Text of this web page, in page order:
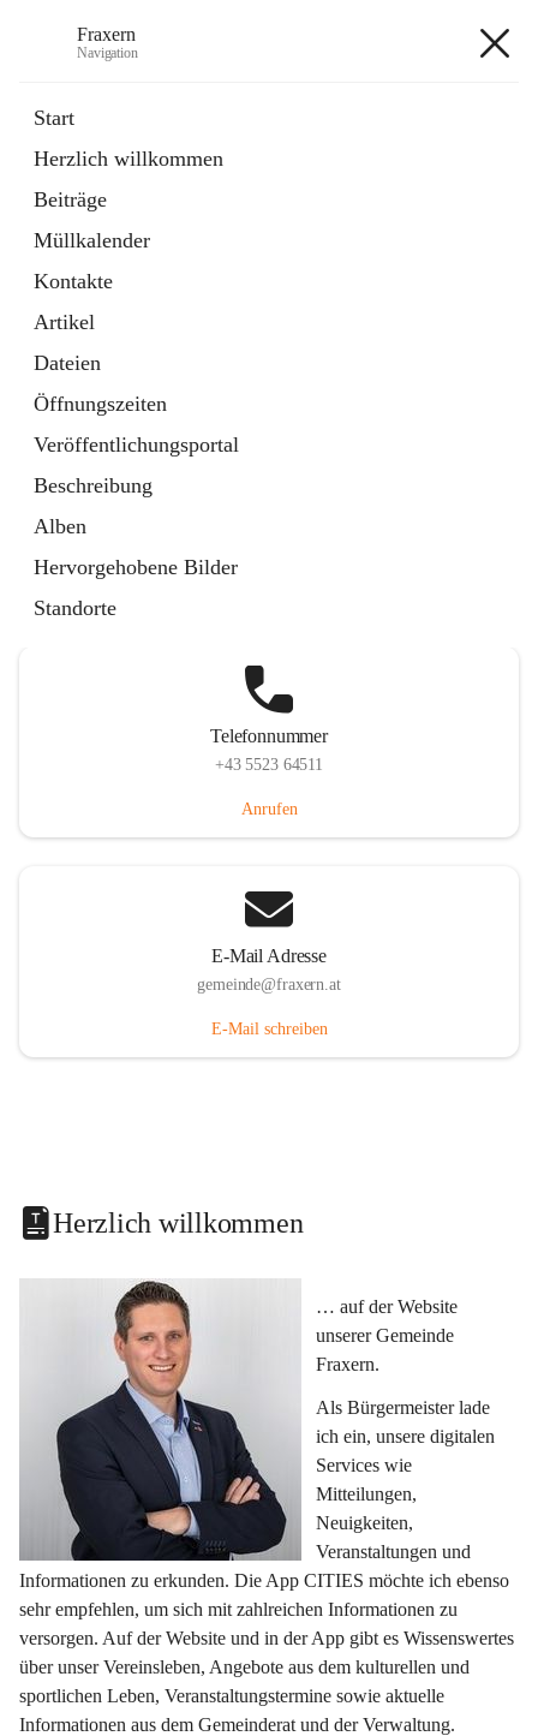
Fraxern
Navigation
Start
Herzlich willkommen
Beiträge
Müllkalender
Kontakte
Artikel
Dateien
Öffnungszeiten
Veröffentlichungsportal
Beschreibung
Alben
Hervorgehobene Bilder
Standorte
Ordner
in
Tab
Formulare
Artikel
öffnet
in
neuem
Tab
Telefonnummer
+43 5523 64511
Anrufen
E-Mail Adresse
gemeinde@fraxern.at
E-Mail schreiben
Herzlich willkommen
… auf der Website
unserer Gemeinde
Fraxern.
Als Bürgermeister lade
ich ein, unsere digitalen
Services wie
Mitteilungen,
Neuigkeiten,
Veranstaltungen und
Informationen zu erkunden. Die App CITIES möchte ich ebenso
sehr empfehlen, um sich mit zahlreichen Informationen zu
versorgen. Auf der Website und in der App gibt es Wissenswertes
über unser Vereinsleben, Angebote aus dem kulturellen und
sportlichen Leben, Veranstaltungstermine sowie aktuelle
Informationen aus dem Gemeinderat und der Verwaltung.